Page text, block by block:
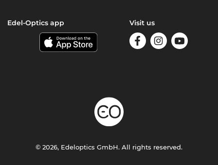
Edel-Optics app Visit us
© 2026, Edeloptics GmbH. All rights reserved.